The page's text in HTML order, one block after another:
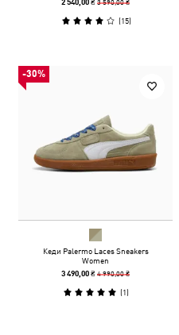
2 540,00 ₴
(15)
-30%
Кеди Palermo Laces Sneakers
Women
3 490,00 ₴4 990,00 ₴
(1)